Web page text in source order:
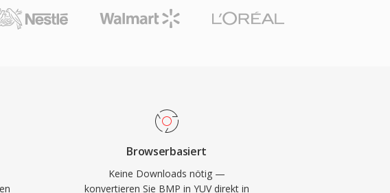
Browserbasiert
Keine Downloads nötig —
konvertieren Sie BMP in YUV direkt in